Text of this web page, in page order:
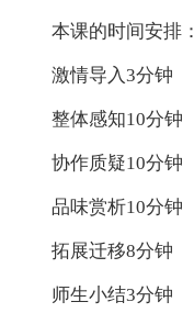
本课的时间安排：
激情导入3分钟
整体感知10分钟
协作质疑10分钟
品味赏析10分钟
拓展迁移8分钟
师生小结3分钟